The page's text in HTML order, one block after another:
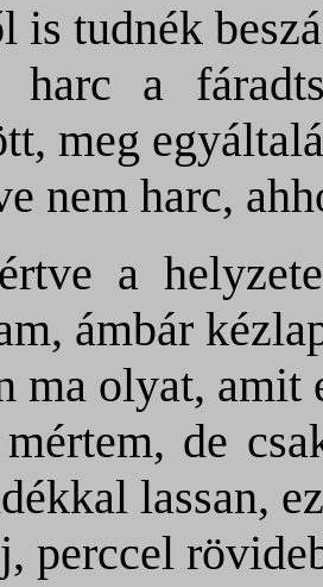
is tudnék
harc a
meg
nem harc,
a
ámbár
ma olyat, amit
de
lassan,
perccel